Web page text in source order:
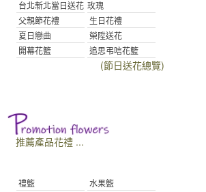
台北新北當日送花 玫瑰
父親節花禮
生日花禮
夏日戀曲
榮陞送花
開幕花籃
追思弔唁花籃
(節日送花總覽)
推薦產品花禮 ...
禮籃
水果籃